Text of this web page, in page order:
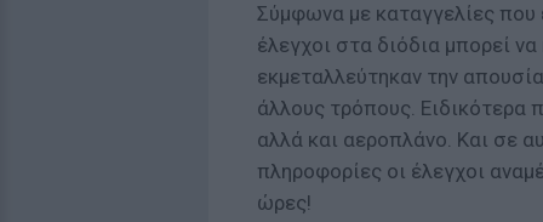
Σύμφωνα με καταγγελίες που
έλεγχοι στα διόδια μπορεί
εκμεταλλεύτηκαν την
άλλους τρόπους. Ειδικότερα
αλλά και αεροπλάνο. Και σε
πληροφορίες οι έλεγχοι
ώρες!